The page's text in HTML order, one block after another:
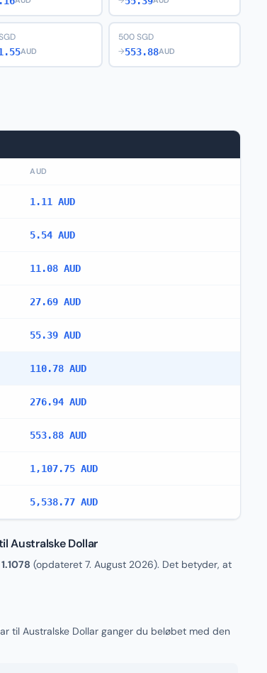
AUD
500 SGD
→553.88AUD
AUD
1.11 AUD
5.54 AUD
11.08 AUD
27.69 AUD
55.39 AUD
110.78 AUD
276.94 AUD
553.88 AUD
1,107.75 AUD
5,538.77 AUD
Australske Dollar
1.1078 (opdateret 7. August 2026). Det betyder, at
til Australske Dollar ganger du beløbet med den